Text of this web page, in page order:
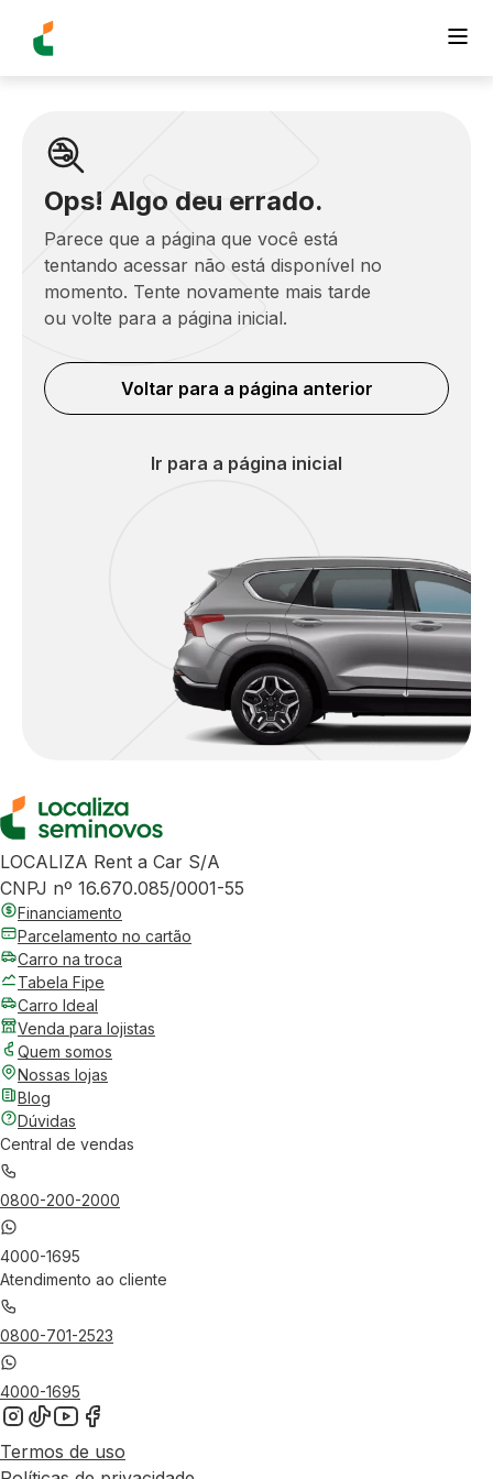
Ops! Algo deu errado.
Parece que a página que você está
tentando acessar não está disponível no
momento. Tente novamente mais tarde
ou volte para a página inicial.
Voltar para a página anterior
Ir para a página inicial
LOCALIZA Rent a Car S/A
CNPJ nº 16.670.085/0001-55
Financiamento
Parcelamento no cartão
Carro na troca
Tabela Fipe
Carro Ideal
Venda para lojistas
Quem somos
Nossas lojas
Blog
Dúvidas
Central de vendas
0800-200-2000
4000-1695
Atendimento ao cliente
0800-701-2523
4000-1695
Termos de uso